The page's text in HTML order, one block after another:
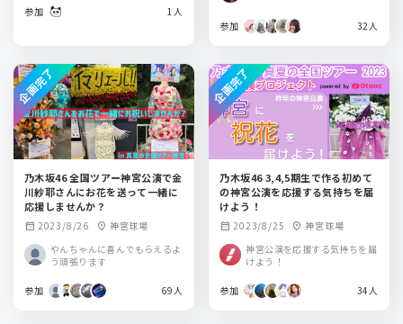
参加 1人
参加 32人
乃木坂46 全国ツアー神宮公演で金
川紗耶さんにお花を送って一緒に
応援しませんか？
calendar_month 2023/8/26 location_on 神宮球場
やんちゃんに喜んでもらえるよ
う頑張ります
参加 69人
企画完了
乃木坂46 3,4,5期生で作る初めて
の神宮公演を応援する気持ちを届
けよう！
calendar_month 2023/8/25 location_on 神宮球場
神宮公演を応援する気持ちを届
けよう！
参加 34人
企画完了